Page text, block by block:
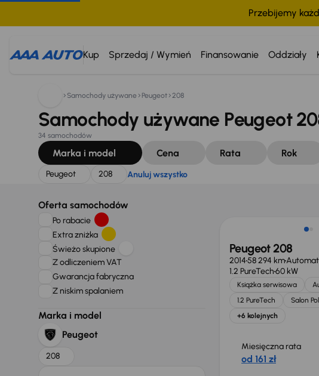
Przebijemy
Kup Sprzedaj / Wymień Finansowanie Oddziały
Szukam: Anuluj wszystko
Samochody używane Peugeot 208
Samochody używane Peugeot
34 samochodów
Marka i model Cena Rata Rok
Peugeot 208 Anuluj wszystko
Oferta samochodów
Po rabacie
Extra zniżka
Świeżo skupione
Z odliczeniem VAT
Gwarancja fabryczna
Z niskim spalaniem
Marka i model
Peugeot
208
Peugeot 208
201458 294 kmAutomat
1.2 PureTech60 kW
Książka serwisowa
1.2 PureTech
Salon
+6 kolejnych
Miesięczna rata
od 161 zł